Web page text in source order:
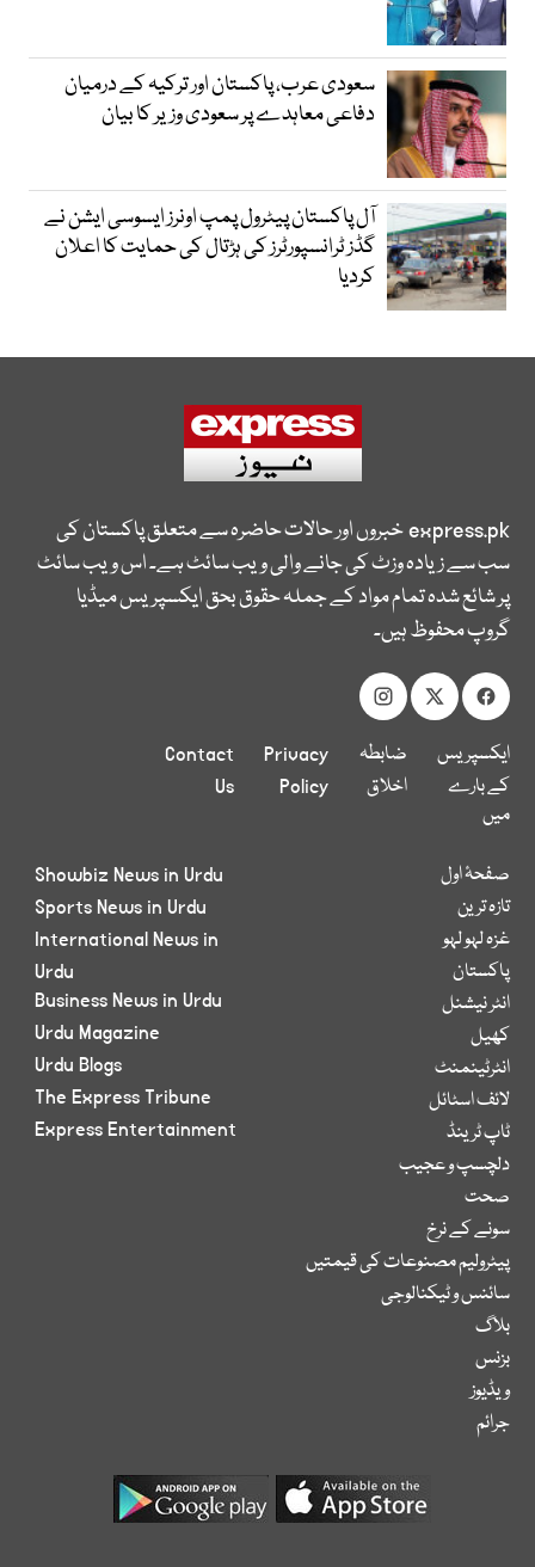
سعودی عرب، پاکستان اور ترکیہ کے درمیان
دفاعی معاہدے پر سعودی وزیر کا بیان
آل پاکستان پیٹرول پمپ اونرز ایسوسی ایشن نے
گڈز ٹرانسپورٹرز کی ہڑتال کی حمایت کا اعلان
کردیا
express.pkخبروں اور حالات حاضرہ سے متعلق پاکستان کی
سب سے زیادہ وزٹ کی جانے والی ویب سائٹ ہے۔ اس ویب سائٹ
پر شائع شدہ تمام مواد کے جملہ حقوق بحق ایکسپریس میڈیا
گروپ محفوظ ہیں۔
ایکسپریس
کے بارے
میں
ضابطہ
اخلاق
Privacy
Policy
Contact
Us
صفحۂ اول
تازہ ترین
غزہ لہو لہو
پاکستان
انٹر نیشنل
کھیل
انٹرٹینمنٹ
لائف اسٹائل
ٹاپ ٹرینڈ
دلچسپ و عجیب
صحت
سونے کے نرخ
پیٹرولیم مصنوعات کی قیمتیں
سائنس و ٹیکنالوجی
بلاگ
بزنس
ویڈیوز
جرائم
Showbiz News in Urdu
Sports News in Urdu
International News in
Urdu
Business News in Urdu
Urdu Magazine
Urdu Blogs
The Express Tribune
Express Entertainment